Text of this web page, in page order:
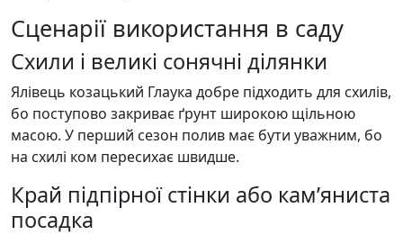
Сценарії використання в саду
Схили і великі сонячні ділянки
Ялівець козацький Глаука добре підходить для схилів,
бо поступово закриває ґрунт широкою щільною
масою. У перший сезон полив має бути уважним, бо
на схилі ком пересихає швидше.
Край підпірної стінки або кам’яниста
посадка